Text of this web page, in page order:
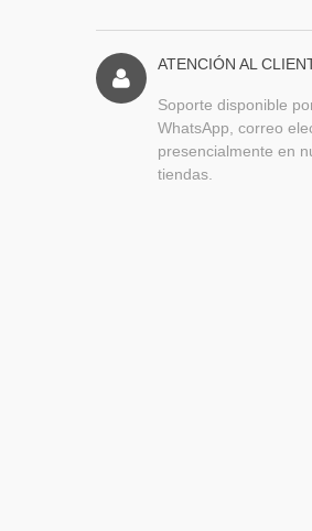
ATENCIÓN AL
Soporte disponible
WhatsApp, correo
presencialmente en
tiendas.